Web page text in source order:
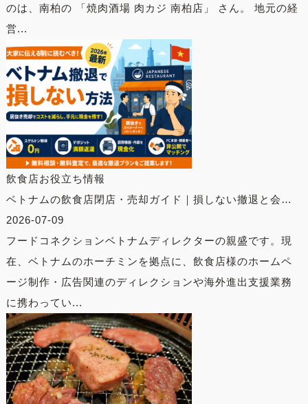
のは、南柏の 「焼肉酒場 肉カジ 南柏店」 さん。 地元の経
営...
飲食店お役立ち情報
ベトナムの飲食店閉店・売却ガイド｜損しない撤退と会…
2026-07-09
フードコネクションベトナムディレクターの親盛です。現
在、ベトナムのホーチミンを拠点に、飲食店様のホームペ
ージ制作・広告関連のディレクションや海外進出支援業務
に携わってい...